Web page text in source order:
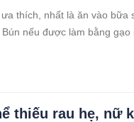
thích, nhất là ăn vào bữa
nếu được làm bằng gạo
thiếu rau hẹ, nữ